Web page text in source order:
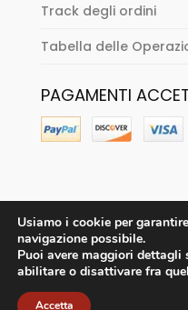
Track degli ordini
Tabella delle
PAGAMENTI
Usiamo i cookie per
navigazione possibile.
Puoi avere maggiori dettagli
abilitare o disattivare fra
Accetta